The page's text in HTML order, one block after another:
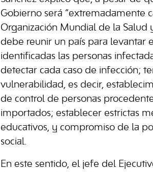
Gobierno será “extremadamente
Organización Mundial de la Salud
debe reunir un país para levantar
identificadas las personas
detectar cada caso de infección;
vulnerabilidad, es decir,
de control de personas
importados; establecer estrictas
educativos, y compromiso de la
social.
En este sentido, el jefe del